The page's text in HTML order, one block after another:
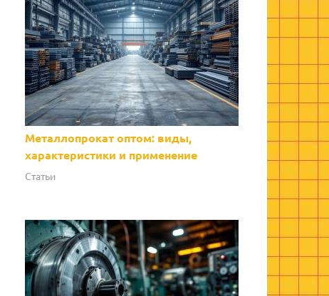
Металлопрокат оптом: виды,
характеристики и применение
Статьи